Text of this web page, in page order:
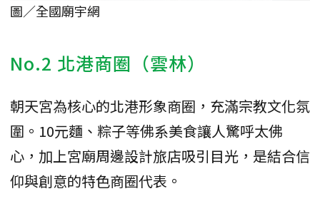
圖／全國廟宇網
No.2 北港商圈（雲林）
朝天宮為核心的北港形象商圈，充滿宗教文化氛
圍。10元麵、粽子等佛系美食讓人驚呼太佛
心，加上宮廟周邊設計旅店吸引目光，是結合信
仰與創意的特色商圈代表。